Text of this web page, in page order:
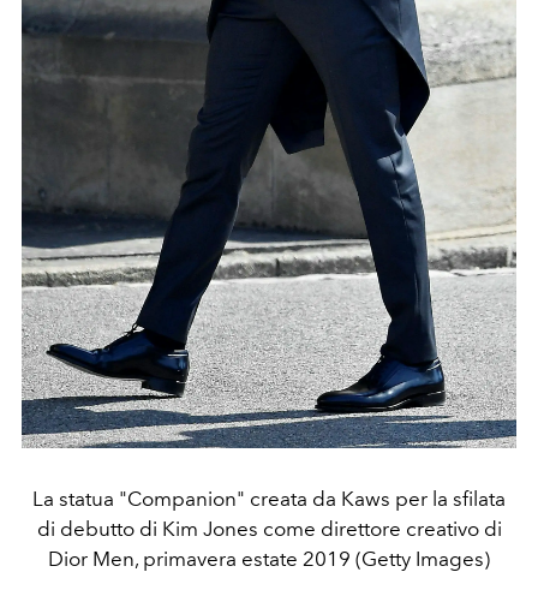
La statua "Companion" creata da Kaws per la sfilata
di debutto di Kim Jones come direttore creativo di
Dior Men, primavera estate 2019 (Getty Images)